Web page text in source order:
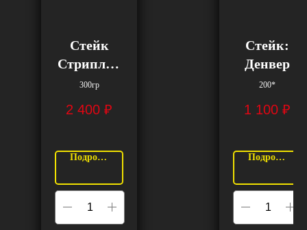
Стейк
Стриплой
н: Илья
Муромец
300гр
2 400 ₽
Подробнее
Стейк:
Денвер
200*
1 100 ₽
Подробнее